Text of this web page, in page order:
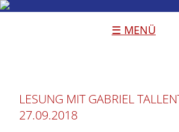
☰ MENÜ
LESUNG MIT GABRIEL
27.09.2018